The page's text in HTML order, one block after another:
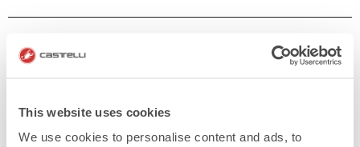
This website uses cookies
We use cookies to personalise content and ads, to